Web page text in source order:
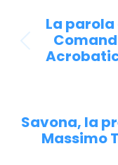
tra
i
post
La parola
Savona, la
Massimo